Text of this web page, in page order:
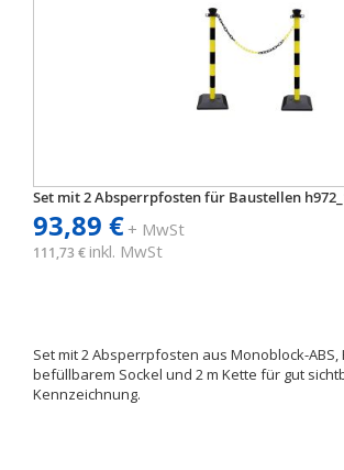
Set mit 2 Absperrpfosten für Baustellen
93,89 €+ MwSt
111,73 € inkl. MwSt
Set mit 2 Absperrpfosten aus Monoblock-ABS,
befüllbarem Sockel und 2 m Kette für gut
Kennzeichnung.